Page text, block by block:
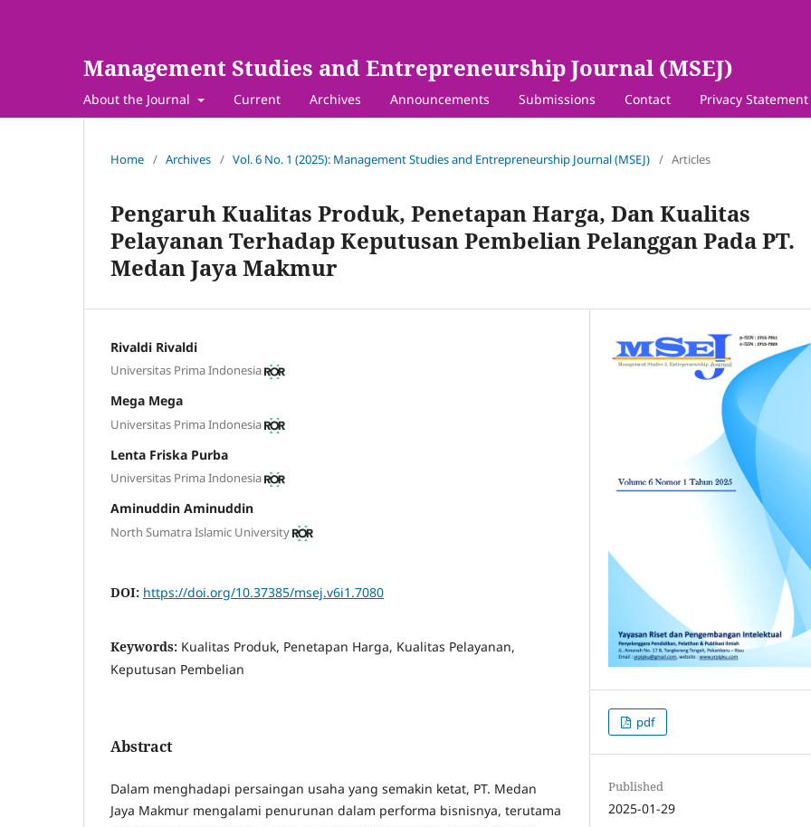
Management Studies and Entrepreneurship Journal (MSEJ)
About the Journal Current Archives Announcements Submissions Contact Privacy Statement
Home / Archives / Vol. 6 No. 1 (2025): Management Studies and Entrepreneurship Journal (MSEJ) / Articles
Pengaruh Kualitas Produk, Penetapan Harga, Dan Kualitas
Pelayanan Terhadap Keputusan Pembelian Pelanggan Pada PT.
Medan Jaya Makmur
Rivaldi Rivaldi
Universitas Prima Indonesia
Mega Mega
Universitas Prima Indonesia
Lenta Friska Purba
Universitas Prima Indonesia
Aminuddin Aminuddin
North Sumatra Islamic University
DOI: https://doi.org/10.37385/msej.v6i1.7080
Keywords: Kualitas Produk, Penetapan Harga, Kualitas Pelayanan,
Keputusan Pembelian
Abstract
Dalam menghadapi persaingan usaha yang semakin ketat, PT. Medan
Jaya Makmur mengalami penurunan dalam performa bisnisnya, terutama
pdf
Published
2025-01-29